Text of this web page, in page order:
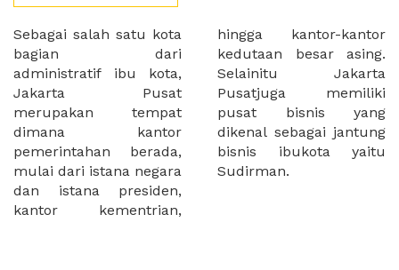
Sebagai salah satu kota
bagian dari
administratif ibu kota,
Jakarta Pusat
merupakan tempat
dimana kantor
pemerintahan berada,
mulai dari istana negara
dan istana presiden,
kantor kementrian,
hingga kantor-kantor
kedutaan besar asing.
Selainitu Jakarta
Pusatjuga memiliki
pusat bisnis yang
dikenal sebagai jantung
bisnis ibukota yaitu
Sudirman.